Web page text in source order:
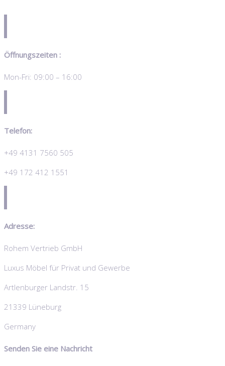
Öffnungszeiten :
Mon-Fri: 09:00 – 16:00
Telefon:
+49 4131 7560 505
+49 172 412 1551
Adresse:
Rohem Vertrieb GmbH
Luxus Möbel für Privat und Gewerbe
Artlenburger Landstr. 15
21339 Lüneburg
Germany
Senden Sie eine Nachricht